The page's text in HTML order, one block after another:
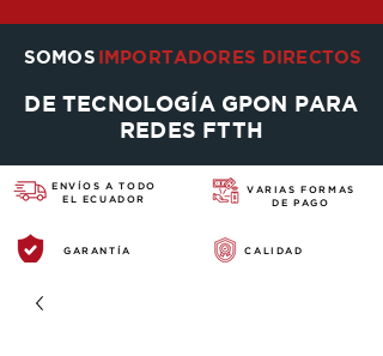
SOMOS IMPORTADORES DIRECTOS
DE TECNOLOGÍA GPON PARA
REDES FTTH
ENVÍOS A TODO
EL ECUADOR
VARIAS FORMAS
DE PAGO
GARANTÍA CALIDAD